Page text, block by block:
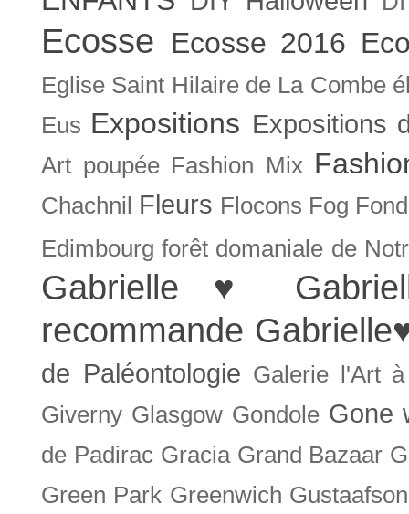
Ecosse Ecosse 2016
Eglise Saint Hilaire de La Combe
Eus Expositions Expositions
Art poupée Fashion Mix
Chachnil Fleurs Flocons Fog
Edimbourg forêt domaniale de
Gabrielle ♥
recommande
de Paléontologie Galerie l'Art
Giverny Glasgow Gondole Gone
de Padirac Gracia Grand Bazaar
Green Park Greenwich Gustaafson